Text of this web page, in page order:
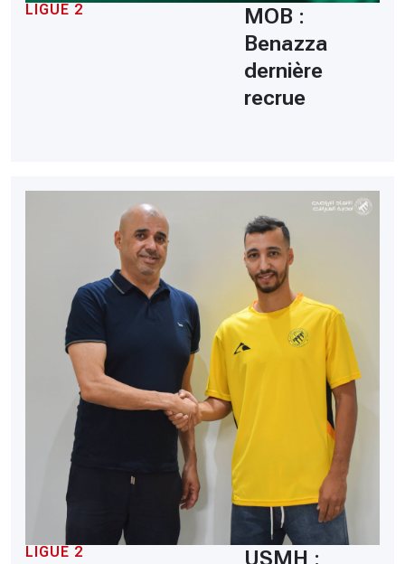
LIGUE 2
MOB :
Benazza
dernière
recrue
LIGUE 2 USMH :